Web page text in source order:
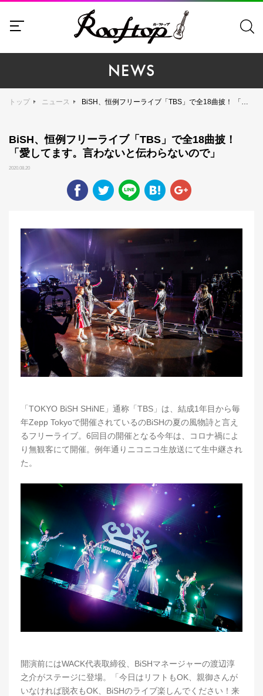
NEWS
トップ ニュース BiSH、恒例フリーライブ「TBS」で全18曲披！ 「愛してます。言わないと伝わらないので」
BiSH、恒例フリーライブ「TBS」で全18曲披！
「愛してます。言わないと伝わらないので」
2020.08.20
「TOKYO BiSH SHiNE」通称「TBS」は、結成1年目から毎
年Zepp Tokyoで開催されているのBiSHの夏の風物詩と言え
るフリーライブ。6回目の開催となる今年は、コロナ禍によ
り無観客にて開催。例年通りニコニコ生放送にて生中継され
た。
開演前にはWACK代表取締役、BiSHマネージャーの渡辺淳
之介がステージに登場。「今日はリフトもOK、親御さんが
いなければ脱衣もOK、BiSHのライブ楽しんでください！来